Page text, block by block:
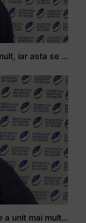
Stejarul Logan Weidner: Echipa a muncit mult, iar asta se va vedea în meciurile de la Nations Cup
Stejarul Iulian Hartig: A fost un turneu care a unit mai mult echipa